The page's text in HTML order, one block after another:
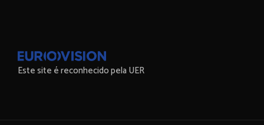
Este site é reconhecido pela UER